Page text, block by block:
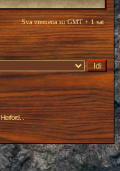
Sva vremena su GMT + 1 sat
. .